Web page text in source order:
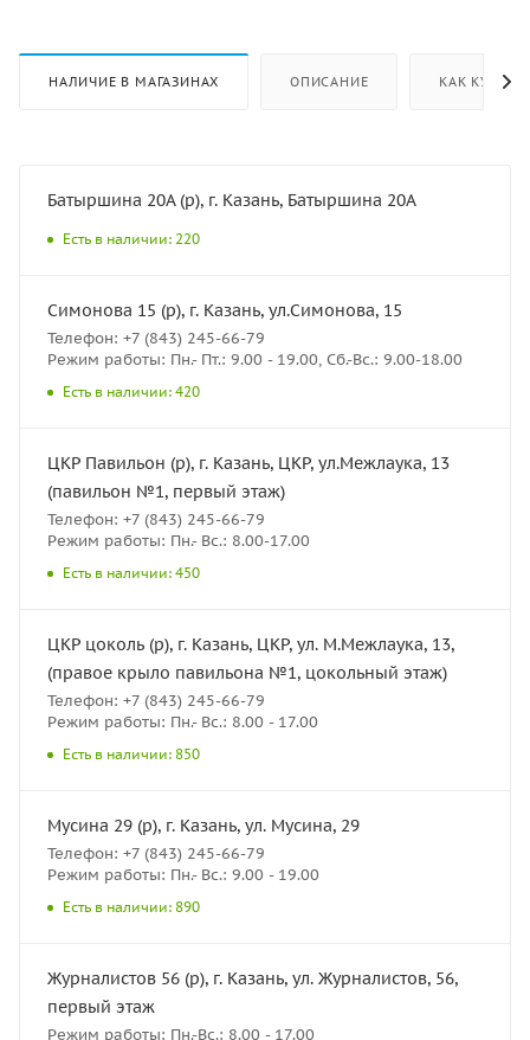
НАЛИЧИЕ В МАГАЗИНАХ ОПИСАНИЕ КАК КУПИТЬ
Батыршина 20А (р), г. Казань, Батыршина 20А
Есть в наличии: 220
Симонова 15 (р), г. Казань, ул.Симонова, 15
Телефон: +7 (843) 245-66-79
Режим работы: Пн.- Пт.: 9.00 - 19.00, Сб.-Вс.: 9.00-18.00
Есть в наличии: 420
ЦКР Павильон (р), г. Казань, ЦКР, ул.Межлаука, 13
(павильон №1, первый этаж)
Телефон: +7 (843) 245-66-79
Режим работы: Пн.- Вс.: 8.00-17.00
Есть в наличии: 450
ЦКР цоколь (р), г. Казань, ЦКР, ул. М.Межлаука, 13,
(правое крыло павильона №1, цокольный этаж)
Телефон: +7 (843) 245-66-79
Режим работы: Пн.- Вс.: 8.00 - 17.00
Есть в наличии: 850
Мусина 29 (р), г. Казань, ул. Мусина, 29
Телефон: +7 (843) 245-66-79
Режим работы: Пн.- Вс.: 9.00 - 19.00
Есть в наличии: 890
Журналистов 56 (р), г. Казань, ул. Журналистов, 56,
первый этаж
Режим работы: Пн.-Вс.: 8.00 - 17.00